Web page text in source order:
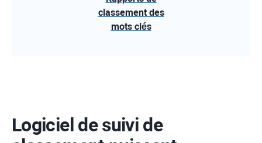
classement des
mots clés
Logiciel de suivi de